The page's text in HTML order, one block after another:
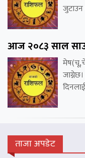
आज २०८३ साल
ताजा अपडेट